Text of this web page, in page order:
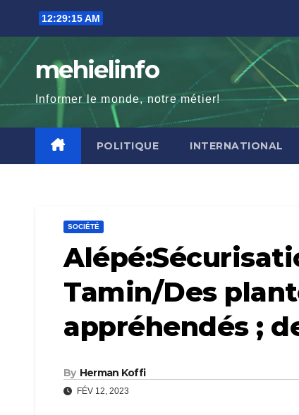
content
12:29:16 AM
mehielinfo
Informer le monde, notre métier!
POLITIQUE INTERNATIONAL
SOCIÉTÉ
Tamin/Des
appréhendés ;
By Herman Koffi
FÉV 12, 2023